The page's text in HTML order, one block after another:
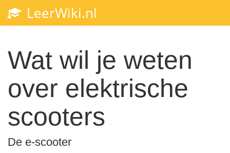
LeerWiki.nl
Wat wil je weten
over elektrische
scooters
De e-scooter